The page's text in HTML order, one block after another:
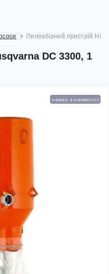
Пилозбірний пристрій
DC 3300, 1
немає в наявності